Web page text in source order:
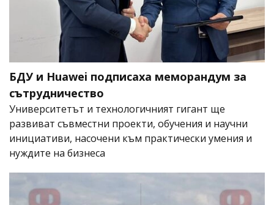
БДУ и Huawei подписаха меморандум за
сътрудничество
Университетът и технологичният гигант ще
развиват съвместни проекти, обучения и научни
инициативи, насочени към практически умения и
нуждите на бизнеса